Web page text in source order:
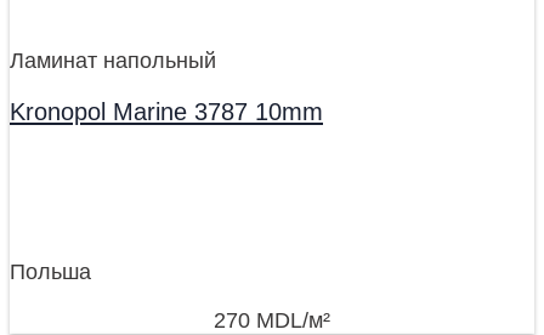
Ламинат напольный
Kronopol Marine 3787 10mm
Польша
270 MDL/м²